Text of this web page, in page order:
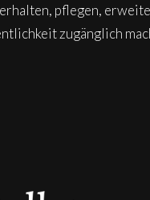
pflegen,
zugänglich